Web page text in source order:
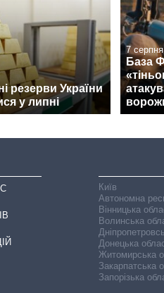
резерви України
у липні
7 серпня
База
Київ
Автономна
Вінницька
Волинська
Донецька
Житомирська
Закарпатська
Запорізька